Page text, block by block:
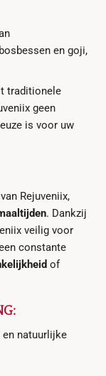
en goji,
traditionele
geen
is voor uw
Rejuveniix,
. Dankzij
veilig voor
constante
of
natuurlijke